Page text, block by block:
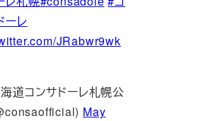
ーレ
JRabwr9wk
道コンサドーレ札幌公
May